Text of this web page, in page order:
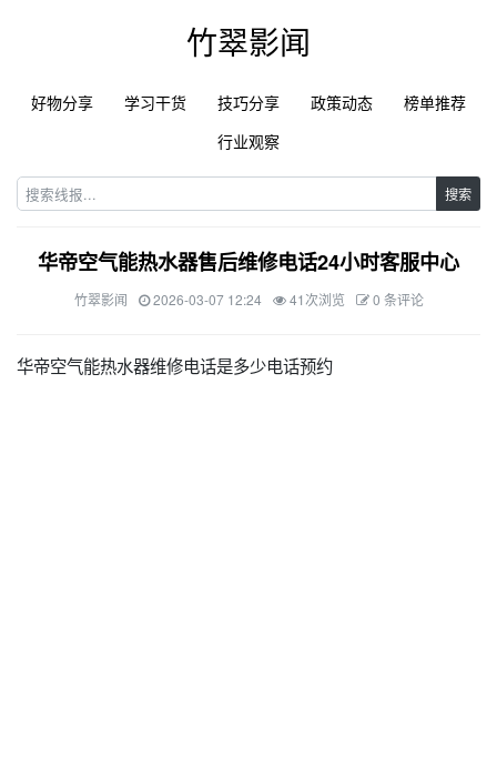
竹翠影闻
好物分享 学习干货 技巧分享 政策动态
榜单推荐
行业观察
搜索
华帝空气能热水器售后维修电话24小时客服中心
竹翠影闻 2026-03-07 12:24 41次浏览 0 条评论
华帝空气能热水器维修电话是多少电话预约